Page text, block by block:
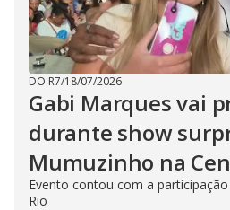
DO R7/18/07/2026
Gabi Marques vai
durante show
Mumuzinho na
Evento contou com a
Rio